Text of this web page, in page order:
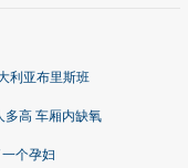
利亚布里斯班
多高 车厢内缺氧
个孕妇